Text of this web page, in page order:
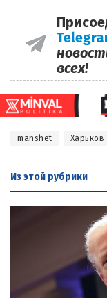
всех!
manshet Харьков
Из этой рубрики